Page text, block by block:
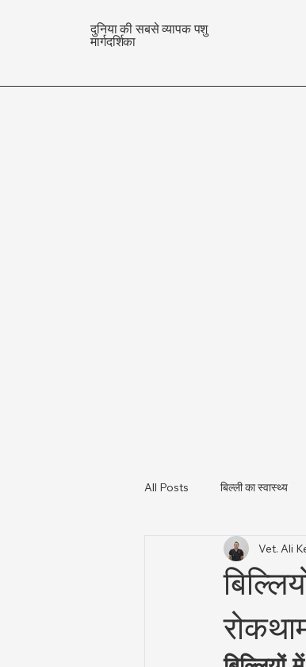
दुनिया की सबसे व्यापक पशु
मार्गदर्शिका
All Posts बिल्ली का स्वास्थ्य
पशु स्वास्थ्य और नियामकीय
Vet. Ali